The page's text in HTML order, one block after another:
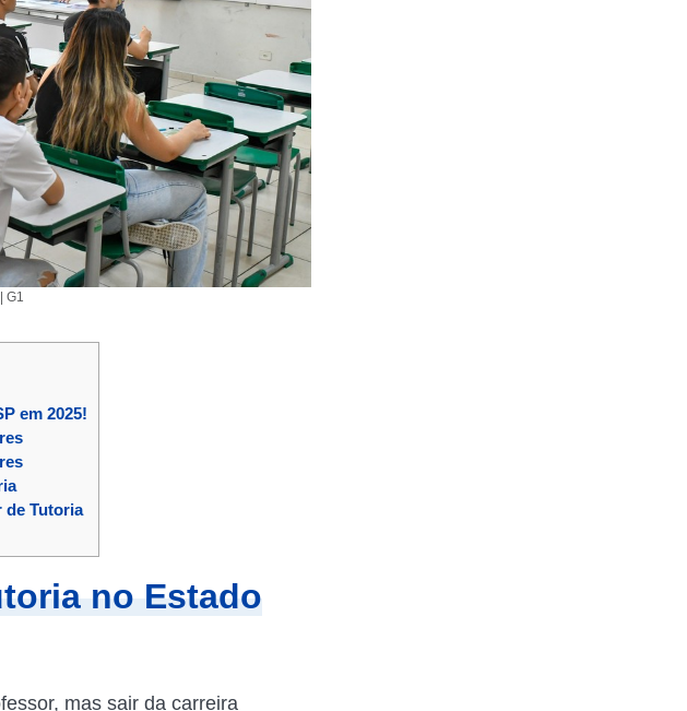
G1
em 2025!
Tutoria
no Estado
mas sair da carreira